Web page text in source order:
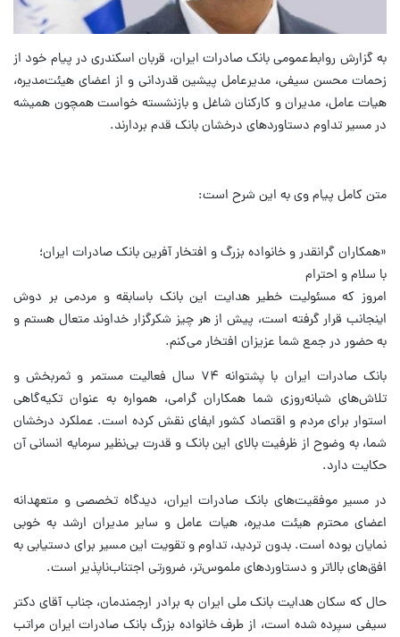
به گزارش روابط‌عمومی بانک صادرات ایران، قربان اسکندری در پیام خود از
زحمات محسن سیفی، مدیرعامل پیشین قدردانی و از اعضای هیئت‌مدیره،
هیات عامل، مدیران و کارکنان شاغل و بازنشسته خواست همچون همیشه
در مسیر تداوم دستاوردهای درخشان بانک قدم بردارند.
متن کامل پیام وی به این شرح است:
«همکاران گرانقدر و خانواده بزرگ و افتخار آفرین بانک صادرات ایران؛
با سلام و احترام
امروز که مسئولیت خطیر هدایت این بانک باسابقه و مردمی بر دوش
اینجانب قرار گرفته است، پیش از هر چیز شکرگزار خداوند متعال هستم و
به حضور در جمع شما عزیزان افتخار می‌کنم.
بانک صادرات ایران با پشتوانه ۷۴ سال فعالیت مستمر و ثمربخش و
تلاش‌های شبانه‌روزی شما همکاران گرامی، همواره به عنوان تکیه‌گاهی
استوار برای مردم و اقتصاد کشور ایفای نقش کرده است. عملکرد درخشان
شما، به وضوح از ظرفیت بالای این بانک و قدرت بی‌نظیر سرمایه انسانی آن
حکایت دارد.
در مسیر موفقیت‌های بانک صادرات ایران، دیدگاه تخصصی و متعهدانه
اعضای محترم هیئت مدیره، هیات عامل و سایر مدیران ارشد به خوبی
نمایان بوده است. بدون تردید، تداوم و تقویت این مسیر برای دستیابی به
افق‌های بالاتر و دستاوردهای ملموس‌تر، ضرورتی اجتناب‌ناپذیر است.
حال که سکان هدایت بانک ملی ایران به برادر ارجمندمان، جناب آقای دکتر
سیفی سپرده شده است، از طرف خانواده بزرگ بانک صادرات ایران مراتب